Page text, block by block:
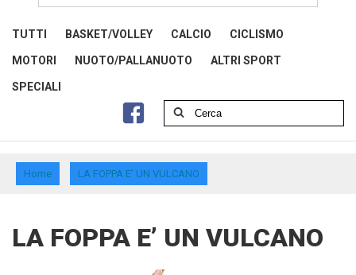
TUTTI BASKET/VOLLEY CALCIO CICLISMO
MOTORI NUOTO/PALLANUOTO ALTRI SPORT
SPECIALI
Home LA FOPPA E’ UN VULCANO
LA FOPPA E’ UN VULCANO